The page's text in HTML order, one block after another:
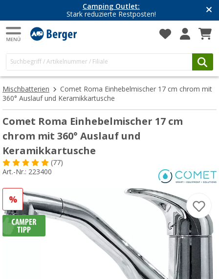
Camping Outlet:
Stark reduzierte Restposten!
Mischbatterien
Comet Roma Einhebelmischer 17 cm chrom mit
360° Auslauf und Keramikkartusche
Comet Roma Einhebelmischer 17 cm
chrom mit 360° Auslauf und
Keramikkartusche
(77)
Art.-Nr.: 223400
%